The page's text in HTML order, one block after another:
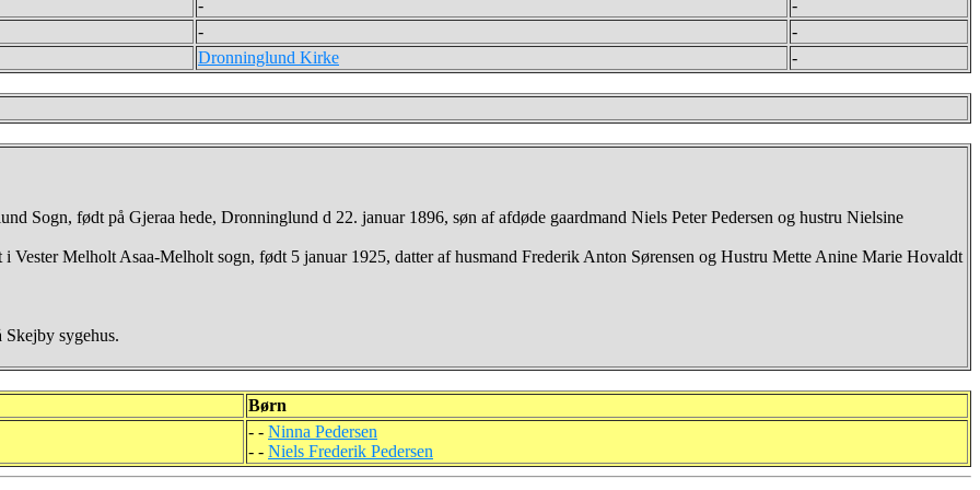
-
-
-
-
Dronninglund Kirke
-
Sogn, født på Gjeraa hede, Dronninglund d 22. januar 1896, søn af afdøde gaardmand Niels Peter Pedersen og hustru Nielsine
Melholt Asaa-Melholt sogn, født 5 januar 1925, datter af husmand Frederik Anton Sørensen og Hustru Mette Anine Marie Hovaldt
sygehus.
Børn
- - Ninna Pedersen
- - Niels Frederik Pedersen